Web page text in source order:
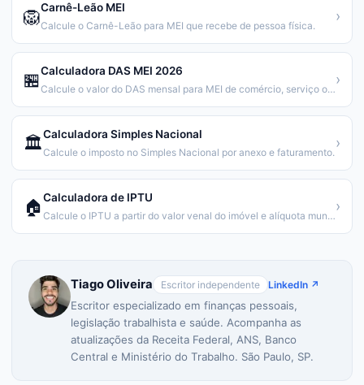
🦁Carnê-Leão MEI
Calcule o Carnê-Leão para MEI que recebe de pessoa física.
›
🏪Calculadora DAS MEI 2026
Calcule o valor do DAS mensal para MEI de comércio, serviço ou ambos.
›
🏛️Calculadora Simples Nacional
Calcule o imposto no Simples Nacional por anexo e faturamento.
›
🏠Calculadora de IPTU
Calcule o IPTU a partir do valor venal do imóvel e alíquota municipal.
›
Tiago Oliveira Escritor independente LinkedIn ↗
Escritor especializado em finanças pessoais,
legislação trabalhista e saúde. Acompanha as
atualizações da Receita Federal, ANS, Banco
Central e Ministério do Trabalho. São Paulo, SP.